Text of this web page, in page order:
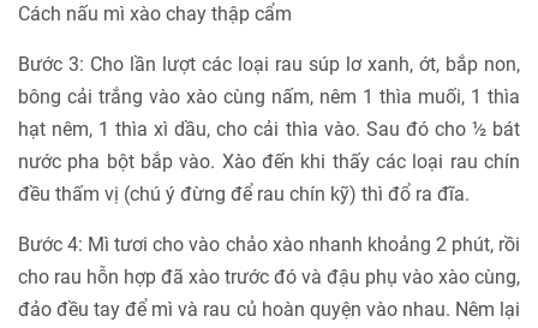
Cách nấu mì xào chay thập cẩm
Bước 3: Cho lần lượt các loại rau súp lơ xanh, ớt, bắp non,
bông cải trắng vào xào cùng nấm, nêm 1 thìa muối, 1 thìa
hạt nêm, 1 thìa xì dầu, cho cải thìa vào. Sau đó cho ½ bát
nước pha bột bắp vào. Xào đến khi thấy các loại rau chín
đều thấm vị (chú ý đừng để rau chín kỹ) thì đổ ra đĩa.
Bước 4: Mì tươi cho vào chảo xào nhanh khoảng 2 phút, rồi
cho rau hỗn hợp đã xào trước đó và đậu phụ vào xào cùng,
đảo đều tay để mì và rau củ hoàn quyện vào nhau. Nêm lại